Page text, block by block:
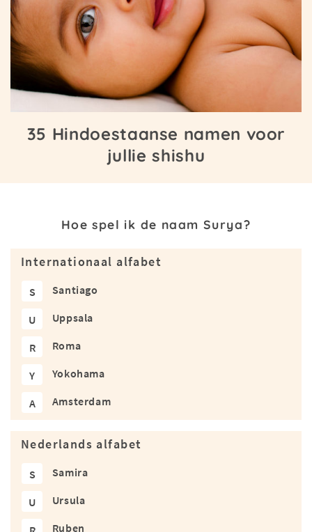
35 Hindoestaanse namen voor
jullie shishu
Hoe spel ik de naam Surya?
Internationaal alfabet
S Santiago
U Uppsala
R Roma
Y Yokohama
A Amsterdam
Nederlands alfabet
S Samira
U Ursula
Ruben